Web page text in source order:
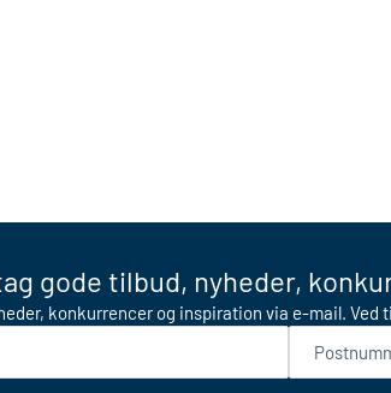
gode tilbud, nyheder,
konkurrencer og inspiration via e-mail. Ved